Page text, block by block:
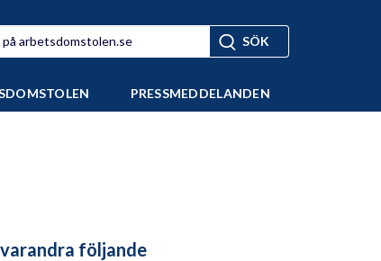
PRESSMEDDELANDEN
följande